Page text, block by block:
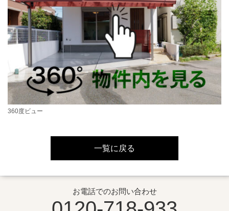
360度ビュー
一覧に戻る
お電話でのお問い合わせ